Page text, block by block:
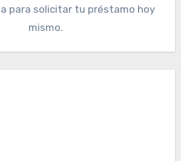
para solicitar tu préstamo hoy
mismo.